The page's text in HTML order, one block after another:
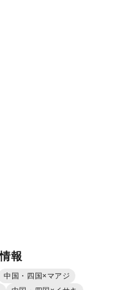
報
中国・四国×マアジ